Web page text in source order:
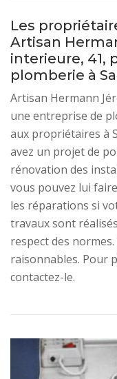
Les
Artisan
interieure, 41,
plomberie à
Artisan Hermann
une entreprise de
aux propriétaires à
avez un projet de
rénovation des
vous pouvez lui
les réparations si
travaux sont
respect des
raisonnables. Pour
contactez-le.